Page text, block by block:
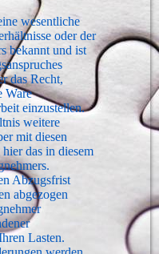
wesentliche
oder der
bekannt und ist
das Recht,
Ware
einzustellen.
weitere
mit diesen
das in diesem
Abzugsfrist
abgezogen
Lasten.